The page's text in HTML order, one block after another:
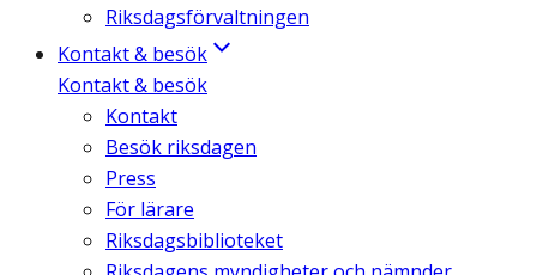
Riksdagsförvaltningen
Kontakt & besök
Kontakt & besök
Kontakt
Besök riksdagen
Press
För lärare
Riksdagsbiblioteket